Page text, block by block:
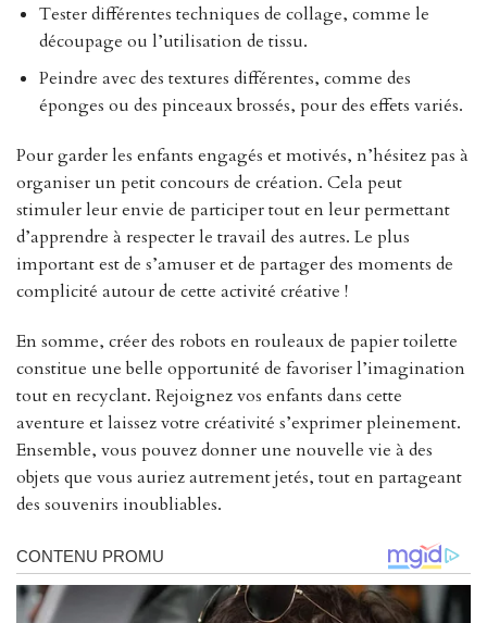
Tester différentes techniques de collage, comme le
découpage ou l’utilisation de tissu.
Peindre avec des textures différentes, comme des
éponges ou des pinceaux brossés, pour des effets variés.
Pour garder les enfants engagés et motivés, n’hésitez pas à
organiser un petit concours de création. Cela peut
stimuler leur envie de participer tout en leur permettant
d’apprendre à respecter le travail des autres. Le plus
important est de s’amuser et de partager des moments de
complicité autour de cette activité créative !
En somme, créer des robots en rouleaux de papier toilette
constitue une belle opportunité de favoriser l’imagination
tout en recyclant. Rejoignez vos enfants dans cette
aventure et laissez votre créativité s’exprimer pleinement.
Ensemble, vous pouvez donner une nouvelle vie à des
objets que vous auriez autrement jetés, tout en partageant
des souvenirs inoubliables.